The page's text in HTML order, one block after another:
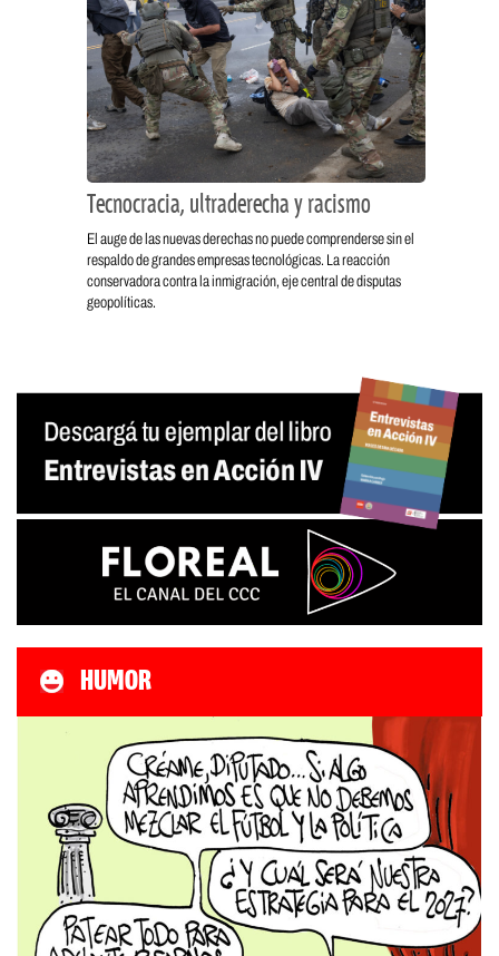
Tecnocracia, ultraderecha y racismo
El auge de las nuevas derechas no puede comprenderse sin el
respaldo de grandes empresas tecnológicas. La reacción
conservadora contra la inmigración, eje central de disputas
geopolíticas.
HUMOR